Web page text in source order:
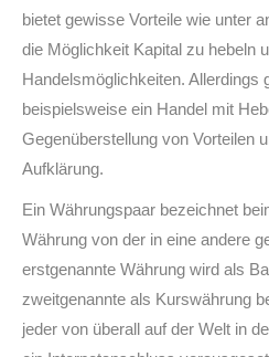
bietet gewisse Vorteile wie unter
die Möglichkeit Kapital zu hebeln
Handelsmöglichkeiten. Allerdings
beispielsweise ein Handel mit
Gegenüberstellung von Vorteilen
Aufklärung.
Ein Währungspaar bezeichnet
Währung von der in eine andere
erstgenannte Währung wird als
zweitgenannte als Kurswährung
jeder von überall auf der Welt in